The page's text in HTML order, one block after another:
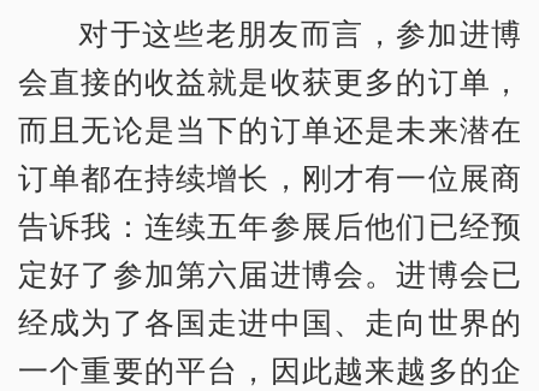
对于这些老朋友而言，参加进博
会直接的收益就是收获更多的订单，
而且无论是当下的订单还是未来潜在
订单都在持续增长，刚才有一位展商
告诉我：连续五年参展后他们已经预
定好了参加第六届进博会。进博会已
经成为了各国走进中国、走向世界的
一个重要的平台，因此越来越多的企